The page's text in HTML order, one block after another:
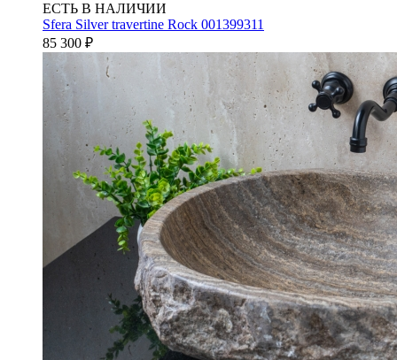
ЕСТЬ В НАЛИЧИИ
Sfera Silver travertine Rock 001399311
85 300 ₽